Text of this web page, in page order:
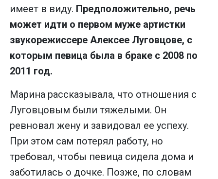
имеет в виду. Предположительно, речь
может идти о первом муже артистки
звукорежиссере Алексее Луговцове, с
которым певица была в браке с 2008 по
2011 год.
Марина рассказывала, что отношения с
Луговцовым были тяжелыми. Он
ревновал жену и завидовал ее успеху.
При этом сам потерял работу, но
требовал, чтобы певица сидела дома и
заботилась о дочке. Позже, по словам